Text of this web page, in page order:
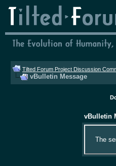
Tilted Forum Project Discussion
vBulletin Message
vBulletin
The